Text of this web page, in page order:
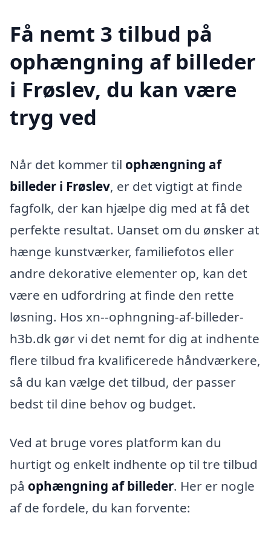
Få nemt 3 tilbud på
ophængning af billeder
i Frøslev, du kan være
tryg ved
Når det kommer til ophængning af
billeder i Frøslev, er det vigtigt at finde
fagfolk, der kan hjælpe dig med at få det
perfekte resultat. Uanset om du ønsker at
hænge kunstværker, familiefotos eller
andre dekorative elementer op, kan det
være en udfordring at finde den rette
løsning. Hos xn--ophngning-af-billeder-
h3b.dk gør vi det nemt for dig at indhente
flere tilbud fra kvalificerede håndværkere,
så du kan vælge det tilbud, der passer
bedst til dine behov og budget.
Ved at bruge vores platform kan du
hurtigt og enkelt indhente op til tre tilbud
på ophængning af billeder. Her er nogle
af de fordele, du kan forvente: